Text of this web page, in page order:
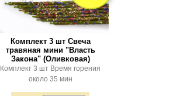
Комплект 3 шт Свеча
травяная мини "Власть
Закона" (Оливковая)
Комплект 3 шт Время горения
около 35 мин